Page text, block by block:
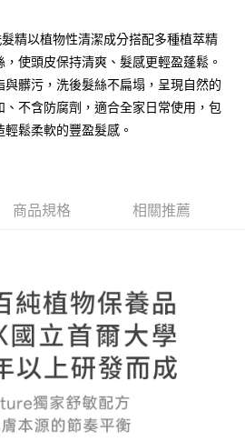
以上)免運費
含以上)免運費
含以上)免運費
含以上)免運費
精以植物性清潔成分搭配多種植萃精
使頭皮保持清爽、髮感更輕盈蓬鬆。
髒污，洗後髮絲不扁塌，呈現自然的
不含防腐劑，適合全家日常使用，包
鬆柔軟的豐盈髮感。
商品規格 相關推薦